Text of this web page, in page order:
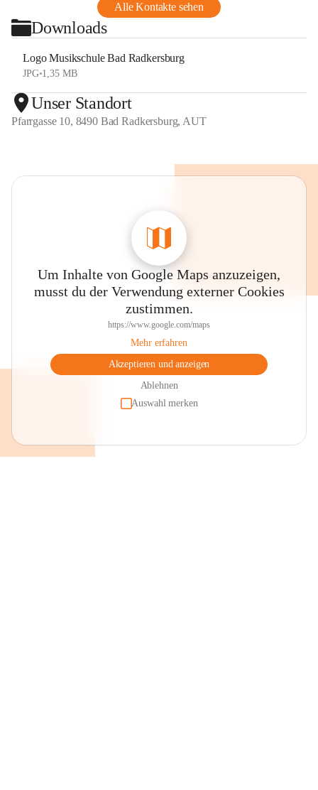
Alle Kontakte sehen
Downloads
Logo Musikschule Bad Radkersburg
JPG•1,35 MB
Unser Standort
Pfarrgasse 10, 8490 Bad Radkersburg, AUT
Um Inhalte von Google Maps anzuzeigen,
musst du der Verwendung externer Cookies
zustimmen.
https://www.google.com/maps
Mehr erfahren
Akzeptieren und anzeigen
Ablehnen
Auswahl merken